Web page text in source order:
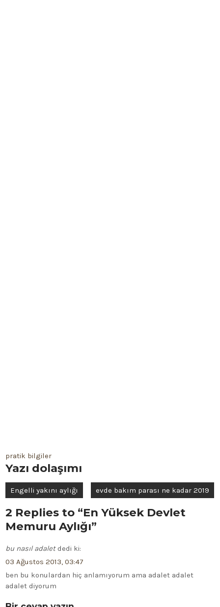
pratik bilgiler
Yazı dolaşımı
Engelli yakını aylığı evde bakım parası ne kadar 2019
2 Replies to “En Yüksek Devlet
Memuru Aylığı”
bu nasıl adalet dedi ki:
03 Ağustos 2013, 03:47
ben bu konulardan hiç anlamıyorum ama adalet adalet
adalet diyorum